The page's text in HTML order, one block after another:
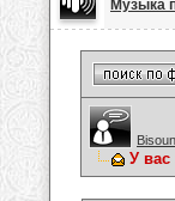
Музыка
У вас